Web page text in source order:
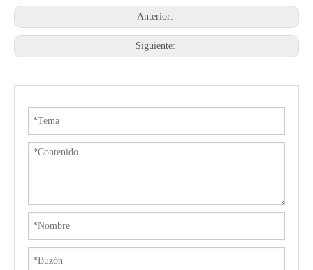
Anterior:
Siguiente: